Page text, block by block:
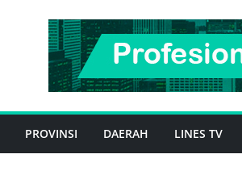
PROVINSI DAERAH LINES TV